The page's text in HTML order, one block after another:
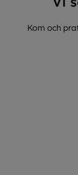
Kom och